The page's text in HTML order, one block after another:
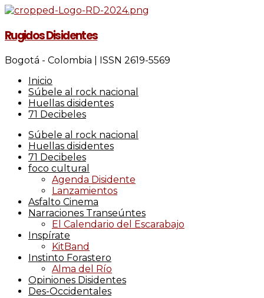
Rugidos Disidentes
Bogotá - Colombia | ISSN 2619-5569
Inicio
Súbele al rock nacional
Huellas disidentes
71 Decibeles
Súbele al rock nacional
Huellas disidentes
71 Decibeles
foco cultural
Agenda Disidente
Lanzamientos
Asfalto Cinema
Narraciones Transeúntes
El Calendario del Escarabajo
Inspírate
KitBand
Instinto Forastero
Alma del Río
Opiniones Disidentes
Des-Occidentales